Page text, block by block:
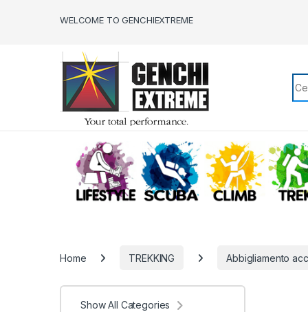
WELCOME TO GENCHIEXTREME
LIFESTYLE SCUBA CLIMB
Home TREKKING Abbigliamento
Show All Categories